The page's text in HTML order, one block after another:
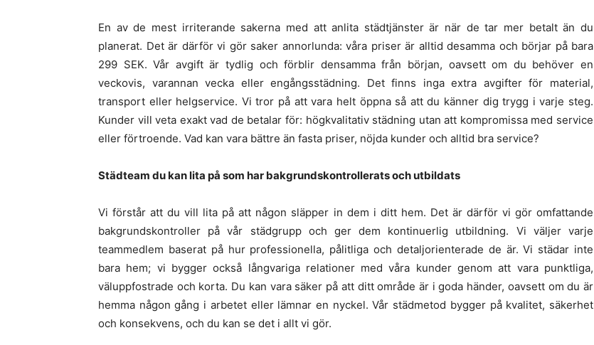
En av de mest irriterande sakerna med att anlita städtjänster är när de tar mer betalt än du
planerat. Det är därför vi gör saker annorlunda: våra priser är alltid desamma och börjar på bara
299 SEK. Vår avgift är tydlig och förblir densamma från början, oavsett om du behöver en
veckovis, varannan vecka eller engångsstädning. Det finns inga extra avgifter för material,
transport eller helgservice. Vi tror på att vara helt öppna så att du känner dig trygg i varje steg.
Kunder vill veta exakt vad de betalar för: högkvalitativ städning utan att kompromissa med service
eller förtroende. Vad kan vara bättre än fasta priser, nöjda kunder och alltid bra service?
Städteam du kan lita på som har bakgrundskontrollerats och utbildats
Vi förstår att du vill lita på att någon släpper in dem i ditt hem. Det är därför vi gör omfattande
bakgrundskontroller på vår städgrupp och ger dem kontinuerlig utbildning. Vi väljer varje
teammedlem baserat på hur professionella, pålitliga och detaljorienterade de är. Vi städar inte
bara hem; vi bygger också långvariga relationer med våra kunder genom att vara punktliga,
väluppfostrade och korta. Du kan vara säker på att ditt område är i goda händer, oavsett om du är
hemma någon gång i arbetet eller lämnar en nyckel. Vår städmetod bygger på kvalitet, säkerhet
och konsekvens, och du kan se det i allt vi gör.